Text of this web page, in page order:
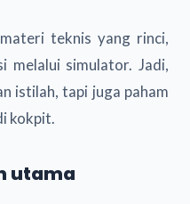
teknis yang rinci,
melalui simulator. Jadi,
istilah, tapi juga paham
kokpit.
utama